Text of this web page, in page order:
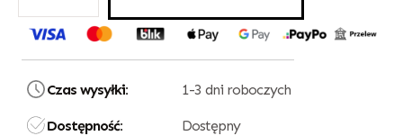
Czas wysyłki: 1-3 dni roboczych
Dostępność: Dostępny